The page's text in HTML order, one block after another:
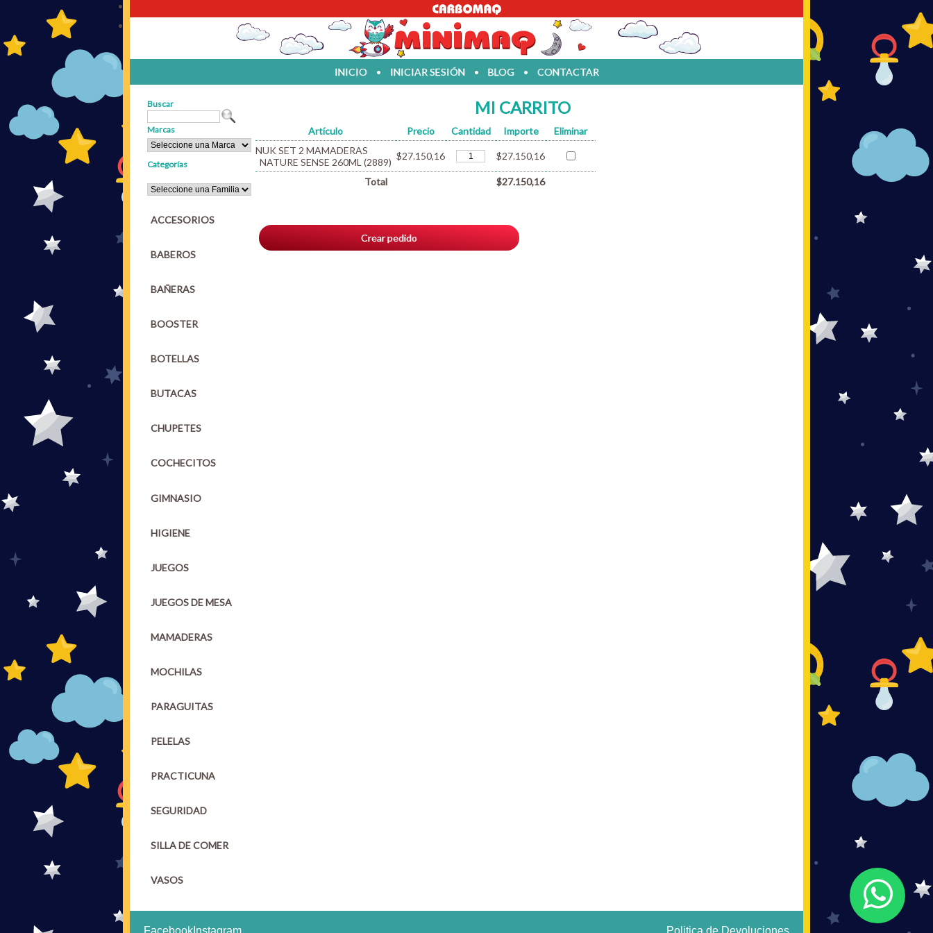
INICIO • INICIAR SESIÓN • BLOG • CONTACTAR
Buscar
Marcas
Categorías
ACCESORIOS
BABEROS
BAÑERAS
BOOSTER
BOTELLAS
BUTACAS
CHUPETES
COCHECITOS
GIMNASIO
HIGIENE
JUEGOS
JUEGOS DE MESA
MAMADERAS
MOCHILAS
PARAGUITAS
PELELAS
PRACTICUNA
SEGURIDAD
SILLA DE COMER
VASOS
MI CARRITO
Artículo Precio Cantidad Importe
Eliminar
NUK SET 2 MAMADERAS
NATURE SENSE 260ML (2889)
$27.150,16 $27.150,16
Total $27.150,16
Crear pedido